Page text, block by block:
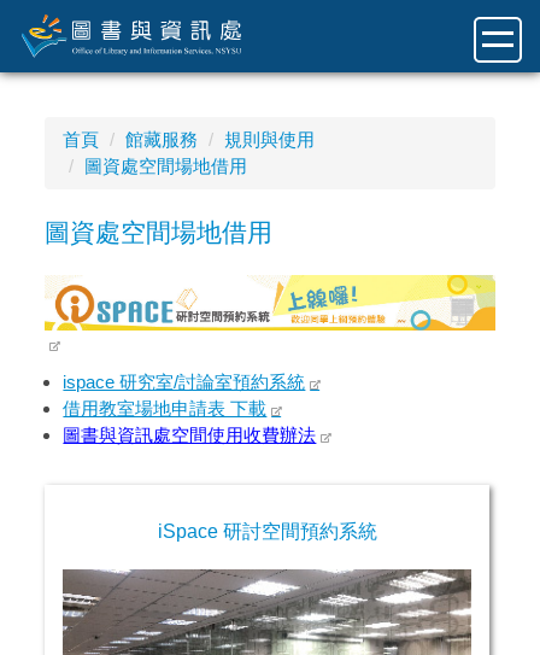
到
主
首頁 館藏服務
規則與使用
圖資處空間場地借用
圖資處空間場地借用
ispace 研究室/討論室預約系統
借用教室場地申請表 下載
圖書與資訊處空間使用收費辦法
iSpace 研討空間預約系統